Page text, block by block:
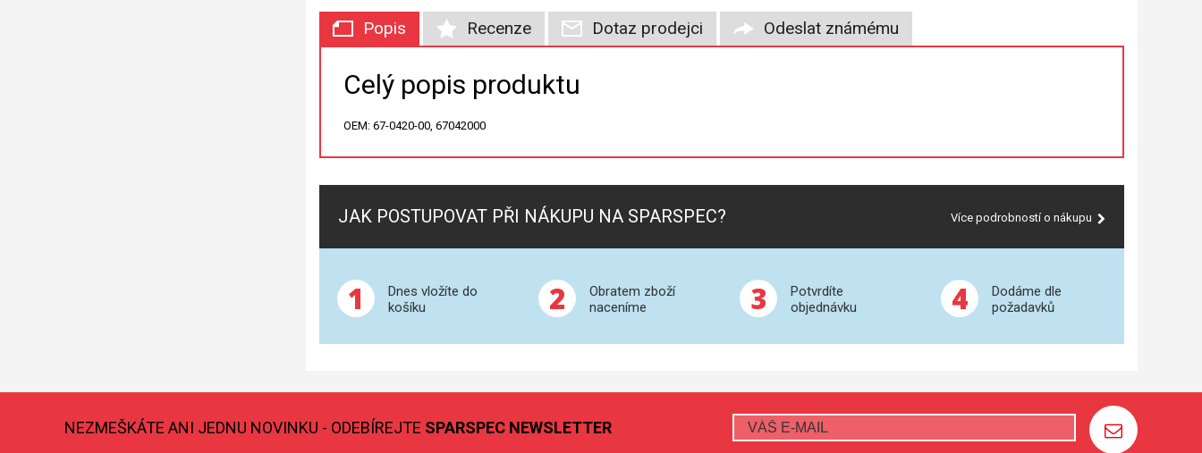
Popis Recenze Dotaz prodejci Odeslat známému
Celý popis produktu
OEM: 67-0420-00, 67042000
JAK POSTUPOVAT PŘI NÁKUPU NA SPARSPEC? Více podrobností o nákupu
1
Dnes vložíte do
košíku
2
Obratem zboží
naceníme
3
Potvrdíte
objednávku
4
Dodáme dle
požadavků
NEZMEŠKÁTE ANI JEDNU NOVINKU - ODEBÍREJTE SPARSPEC NEWSLETTER